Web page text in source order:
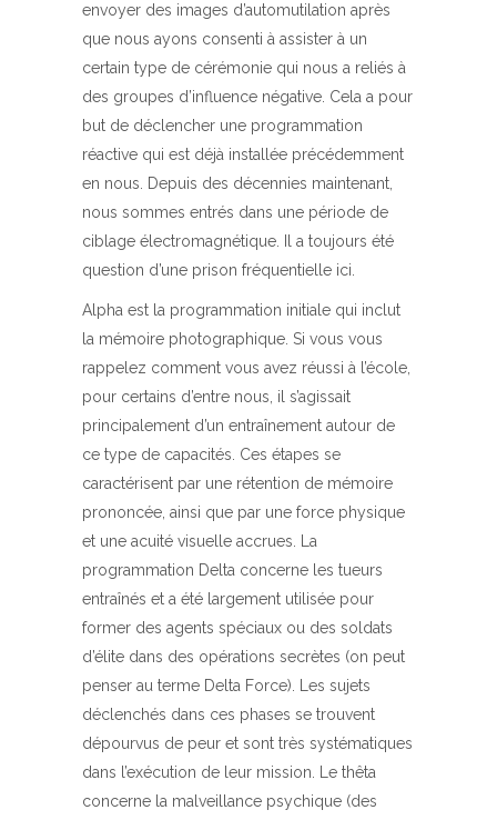
envoyer des images d’automutilation après
que nous ayons consenti à assister à un
certain type de cérémonie qui nous a reliés à
des groupes d’influence négative. Cela a pour
but de déclencher une programmation
réactive qui est déjà installée précédemment
en nous. Depuis des décennies maintenant,
nous sommes entrés dans une période de
ciblage électromagnétique. Il a toujours été
question d’une prison fréquentielle ici.
Alpha est la programmation initiale qui inclut
la mémoire photographique. Si vous vous
rappelez comment vous avez réussi à l’école,
pour certains d’entre nous, il s’agissait
principalement d’un entraînement autour de
ce type de capacités. Ces étapes se
caractérisent par une rétention de mémoire
prononcée, ainsi que par une force physique
et une acuité visuelle accrues. La
programmation Delta concerne les tueurs
entraînés et a été largement utilisée pour
former des agents spéciaux ou des soldats
d’élite dans des opérations secrètes (on peut
penser au terme Delta Force). Les sujets
déclenchés dans ces phases se trouvent
dépourvus de peur et sont très systématiques
dans l’exécution de leur mission. Le thêta
concerne la malveillance psychique (des